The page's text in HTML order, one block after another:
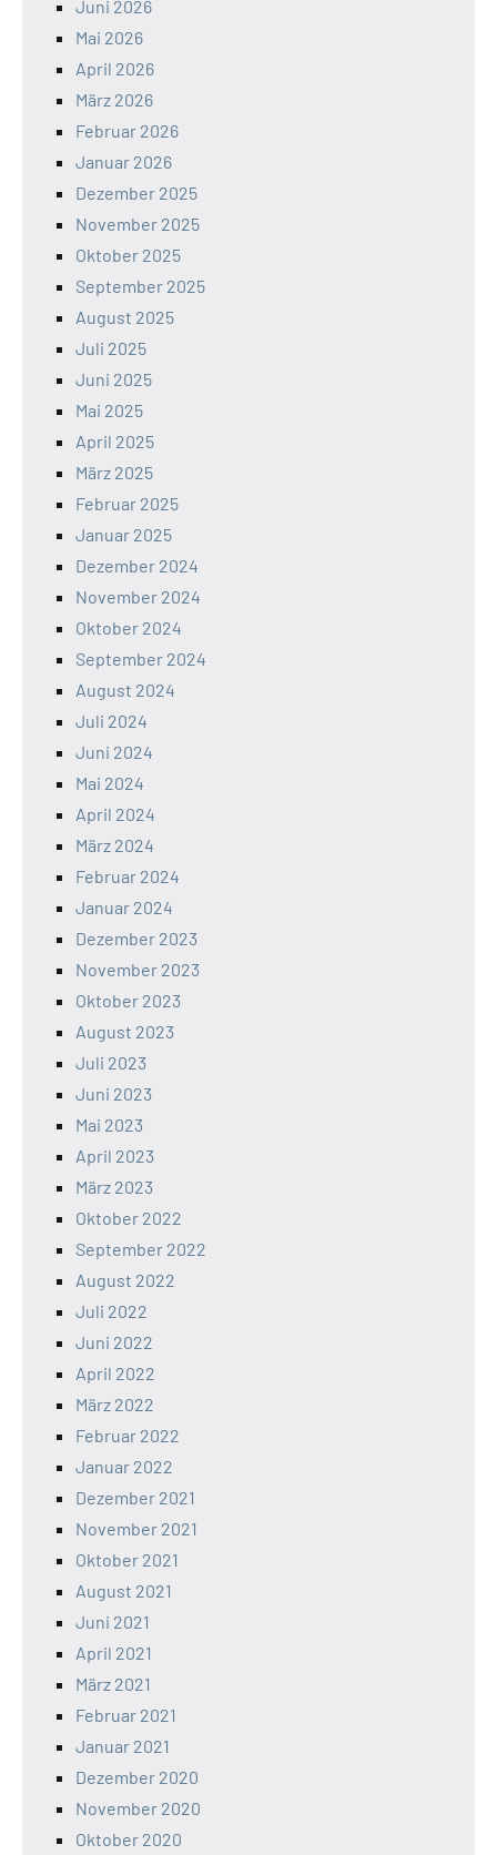
Juni 2026
Mai 2026
April 2026
März 2026
Februar 2026
Januar 2026
Dezember 2025
November 2025
Oktober 2025
September 2025
August 2025
Juli 2025
Juni 2025
Mai 2025
April 2025
März 2025
Februar 2025
Januar 2025
Dezember 2024
November 2024
Oktober 2024
September 2024
August 2024
Juli 2024
Juni 2024
Mai 2024
April 2024
März 2024
Februar 2024
Januar 2024
Dezember 2023
November 2023
Oktober 2023
August 2023
Juli 2023
Juni 2023
Mai 2023
April 2023
März 2023
Oktober 2022
September 2022
August 2022
Juli 2022
Juni 2022
April 2022
März 2022
Februar 2022
Januar 2022
Dezember 2021
November 2021
Oktober 2021
August 2021
Juni 2021
April 2021
März 2021
Februar 2021
Januar 2021
Dezember 2020
November 2020
Oktober 2020